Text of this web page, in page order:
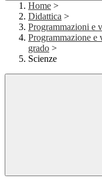
Home >
Didattica >
Programmazioni e
Programmazione e
grado >
Scienze